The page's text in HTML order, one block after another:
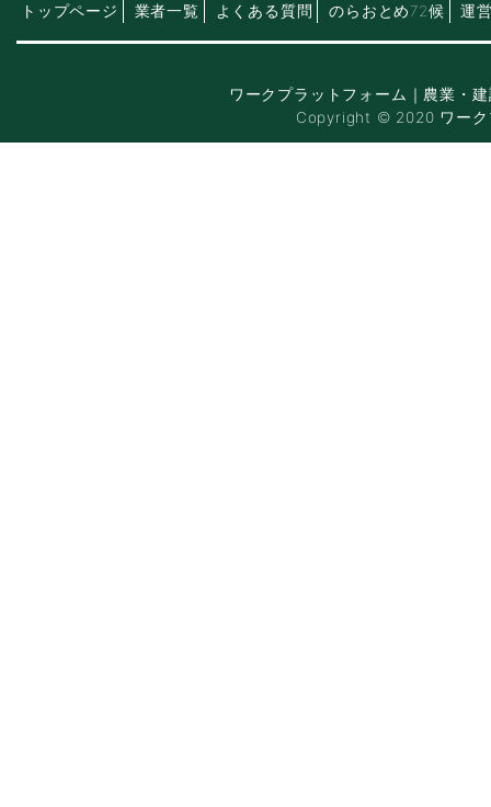
トップページ 業者一覧 よくある質問 のらおとめ72候 運
ワークプラットフォーム｜農業・
Copyright © 2020 ワーク